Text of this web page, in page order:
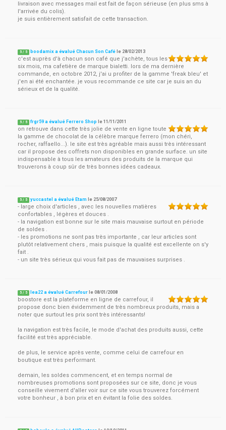
livraison avec messages mail est fait de façon sérieuse (en plus sms à
l'arrivée du colis).
je suis entièrement satisfait de cette transaction.
5 / 5 boodamix a évalué Chacun Son Café le 28/02/2013
c'est auprès d'à chacun son café que j'achète, tous les
six mois, ma cafetière de marque bialetti. lors de ma dernière
commande, en octobre 2012, j'ai u profiter de la gamme 'freak bleu' et
j'en ai été enchantée. je vous recommande ce site car je suis an du
sérieux et de la qualité.
5 / 5 frgr59 a évalué Ferrero Shop le11/11/2011
on retrouve dans cette très jolie de vente en ligne toute
la gamme de chocolat de la célèbre marque ferrero (mon chéri,
rocher, raffaello...). le site est très agréable mais aussi très intéressant
car il propose des coffrets non disponibles en grande surface. un site
indispensable à tous les amateurs des produits de la marque qui
trouverons à coup sûr de très bonnes idées cadeaux.
5 / 5 yuccastel a évalué Etam le 25/08/2007
- large choix d'articles , avec les nouvelles matières
confortables , légères et douces .
- la navigation est bonne sur le site mais mauvaise surtout en période
de soldes .
- les promotions ne sont pas très importante , car leur articles sont
plutôt relativement chers , mais puisque la qualité est excellente on s'y
fait .
- un site très sérieux qui vous fait pas de mauvaises surprises .
5 / 5 lea22 a évalué Carrefour le08/01/2008
boostore est la plateforme en ligne de carrefour, il
propose donc bien évidemment de très nombreux produits, mais a
noter que surtout les prix sont très intéressants!
la navigation est très facile, le mode d'achat des produits aussi, cette
facilité est très appréciable.
de plus, le service après vente, comme celui de carrefour en
boutique est très performant.
demain, les soldes commencent, et en temps normal de
nombreuses promotions sont proposées sur ce site, donc je vous
conseille vivement d'aller voir sur ce site vous trouverez forcément
votre bonheur , à bon prix et en évitant la folie des soldes.